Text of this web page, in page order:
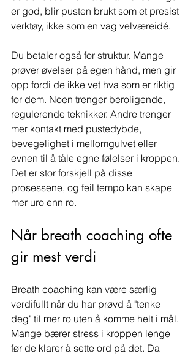
er god, blir pusten brukt som et presist
verktøy, ikke som en vag velværeidé.
Du betaler også for struktur. Mange
prøver øvelser på egen hånd, men gir
opp fordi de ikke vet hva som er riktig
for dem. Noen trenger beroligende,
regulerende teknikker. Andre trenger
mer kontakt med pustedybde,
bevegelighet i mellomgulvet eller
evnen til å tåle egne følelser i kroppen.
Det er stor forskjell på disse
prosessene, og feil tempo kan skape
mer uro enn ro.
Når breath coaching ofte
gir mest verdi
Breath coaching kan være særlig
verdifullt når du har prøvd å "tenke
deg" til mer ro uten å komme helt i mål.
Mange bærer stress i kroppen lenge
før de klarer å sette ord på det. Da